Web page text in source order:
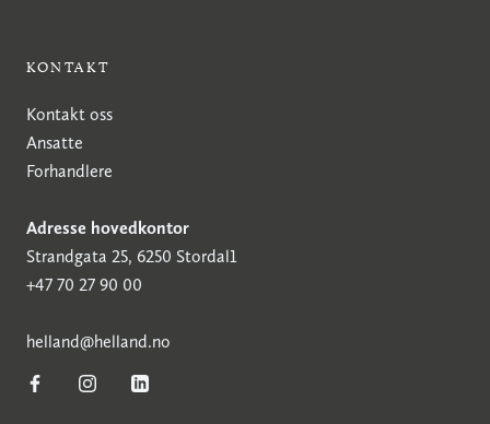
KONTAKT
Kontakt oss
Ansatte
Forhandlere
Adresse hovedkontor
Strandgata 25, 6250 Stordal1
+47 70 27 90 00
helland@helland.no